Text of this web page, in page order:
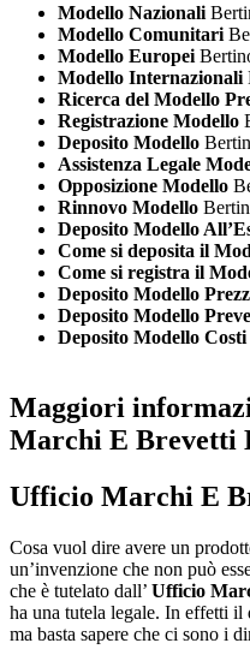
Modello Nazionali
Modello Comunitari
Modello Europei
Modello Internazionali
Ricerca del Modello
Registrazione Modello
Deposito Modello
Assistenza Legale
Opposizione Modello
Rinnovo Modello
Deposito Modello
Come si deposita il
Come si registra il
Deposito Modello
Deposito Modello
Deposito Modello Costi
Maggiori
Marchi E Brevetti
Ufficio Marchi E
Cosa vuol dire avere un
un’invenzione che non può
che è tutelato dall’ Ufficio
ha una tutela legale. In effetti il
ma basta sapere che ci sono i